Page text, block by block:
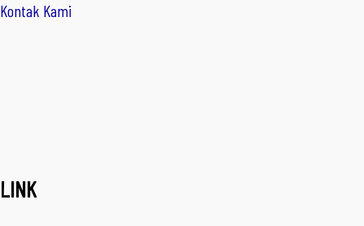
Kontak Kami
LINK